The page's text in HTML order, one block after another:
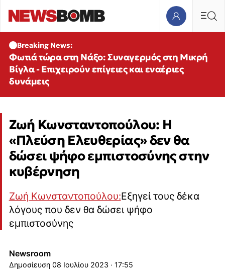
Breaking News:
Φωτιά τώρα στη Νάξο: Συναγερμός στη Μικρή
Βίγλα - Επιχειρούν επίγειες και εναέριες
δυνάμεις
Ζωή Κωνσταντοπούλου: Η
«Πλεύση Ελευθερίας» δεν θα
δώσει ψήφο εμπιστοσύνης στην
κυβέρνηση
Ζωή Κωνσταντοπούλου:Εξηγεί τους δέκα
λόγους που δεν θα δώσει ψήφο
εμπιστοσύνης
Newsroom
08 Ιουλίου 2023 · 17:55